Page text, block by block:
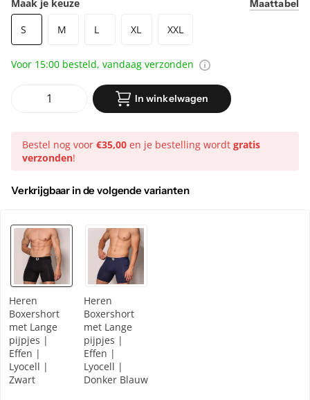
Maak je keuze Maattabel
S M L XL XXL
Voor 15:00 besteld, vandaag verzonden
In winkelwagen
Bestel nog voor €35,00 en je bestelling wordt gratis
verzonden!
Verkrijgbaar in de volgende varianten
Heren
Boxershort
met Lange
pijpjes |
Effen |
Lyocell |
Zwart
Heren
Boxershort
met Lange
pijpjes |
Effen |
Lyocell |
Donker Blauw